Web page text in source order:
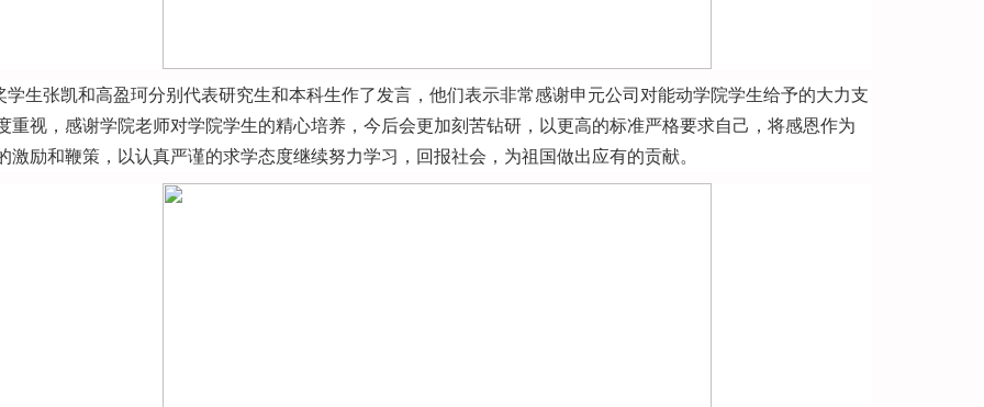
学生张凯和高盈珂分别代表研究生和本科生作了发言，他们表示非常感谢申元公司对能动学院学生给予的大力支
重视，感谢学院老师对学院学生的精心培养，今后会更加刻苦钻研，以更高的标准严格要求自己，将感恩作为
激励和鞭策，以认真严谨的求学态度继续努力学习，回报社会，为祖国做出应有的贡献。